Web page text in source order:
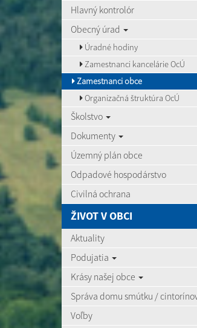
Hlavný kontrolór
Obecný úrad
Úradné hodiny
Zamestnanci kancelárie OcÚ
Zamestnanci obce
Organizačná štruktúra OcÚ
Školstvo
Dokumenty
Územný plán obce
Odpadové hospodárstvo
Civilná ochrana
ŽIVOT V OBCI
Aktuality
Podujatia
Krásy našej obce
Správa domu smútku /
Voľby